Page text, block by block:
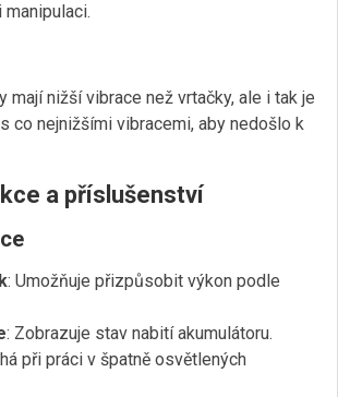
mají nižší vibrace než vrtačky, ale i tak je
co nejnižšími vibracemi, aby nedošlo k
a příslušenství
: Umožňuje přizpůsobit výkon podle
: Zobrazuje stav nabití akumulátoru.
při práci v špatně osvětlených